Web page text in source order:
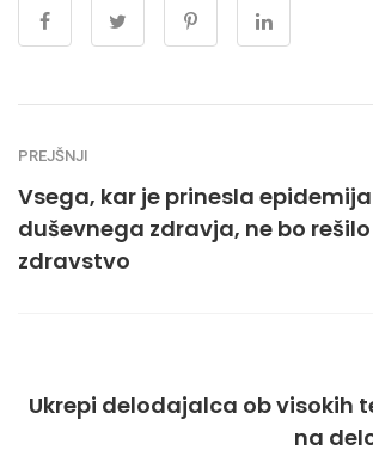
PREJŠNJI
Vsega, kar je prinesla
duševnega zdravja, ne bo
zdravstvo
Ukrepi delodajalca ob visokih
na